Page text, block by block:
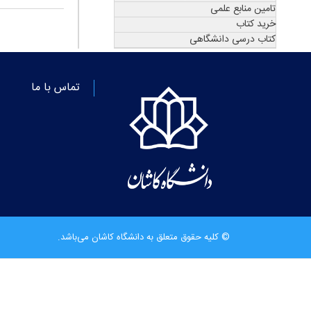
تامین منابع علمی
خرید کتاب
کتاب درسی دانشگاهی
تماس با ما
© کلیه حقوق متعلق به دانشگاه کاشان می‌باشد.